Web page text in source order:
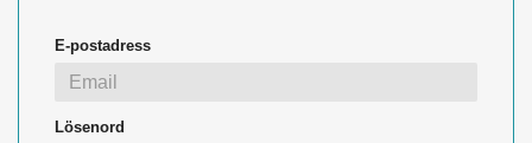
E-postadress
Lösenord